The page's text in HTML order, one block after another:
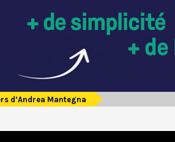
d’Andrea Mantegna